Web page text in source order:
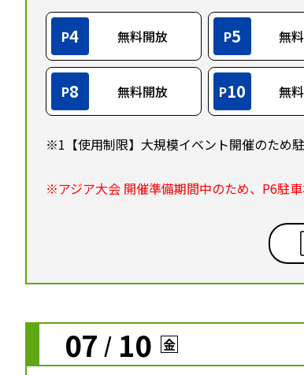
P4 無料開放 P5 無
P8 無料開放 P10 無
※1【使用制限】大規模イベント開催のため
※アジア大会 開催準備期間中のため、P6駐
07 / 10 金